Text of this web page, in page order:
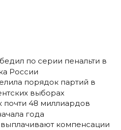
по серии пенальти в
России
порядок партий в
выборах
48 миллиардов
года
компенсации